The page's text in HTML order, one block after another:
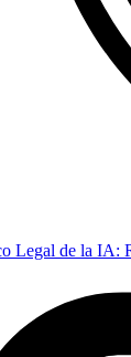
Legal de la IA: